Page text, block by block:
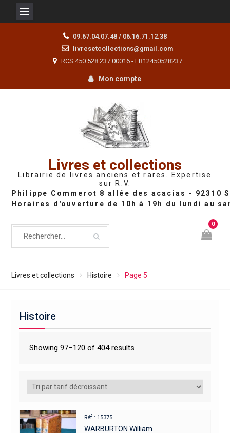
09.67.04.07.48 / 06.16.71.12.38
livresetcollections@gmail.com
RCS 450 528 237 00016 - FR12450528237
Mon compte
Livres et collections
Librairie de livres anciens et rares. Expertise
sur R.V.
0
Livres et collections Histoire Page 5
Histoire
Showing 97–120 of 404 results
Réf : 15375
WARBURTON William